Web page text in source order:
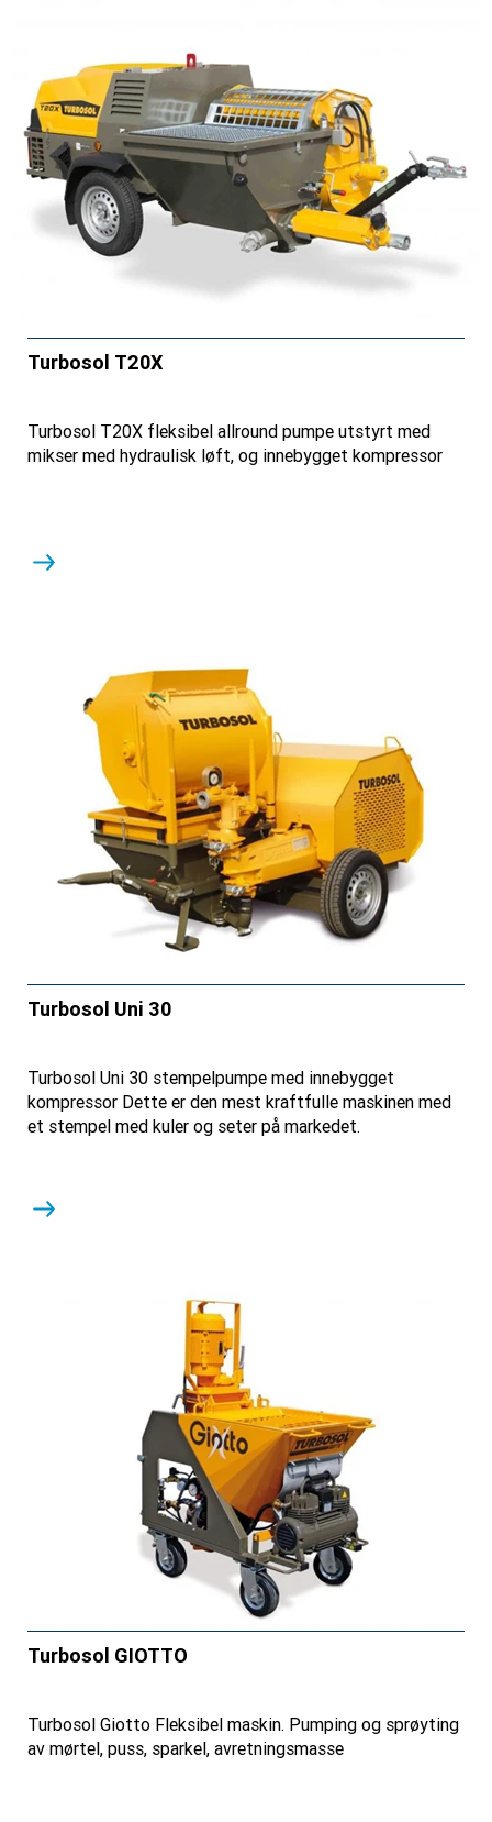
Turbosol T20X
Turbosol T20X fleksibel allround pumpe utstyrt med
mikser med hydraulisk løft, og innebygget kompressor
Turbosol Uni 30
Turbosol Uni 30 stempelpumpe med innebygget
kompressor Dette er den mest kraftfulle maskinen med
et stempel med kuler og seter på markedet.
Turbosol GIOTTO
Turbosol Giotto Fleksibel maskin. Pumping og sprøyting
av mørtel, puss, sparkel, avretningsmasse